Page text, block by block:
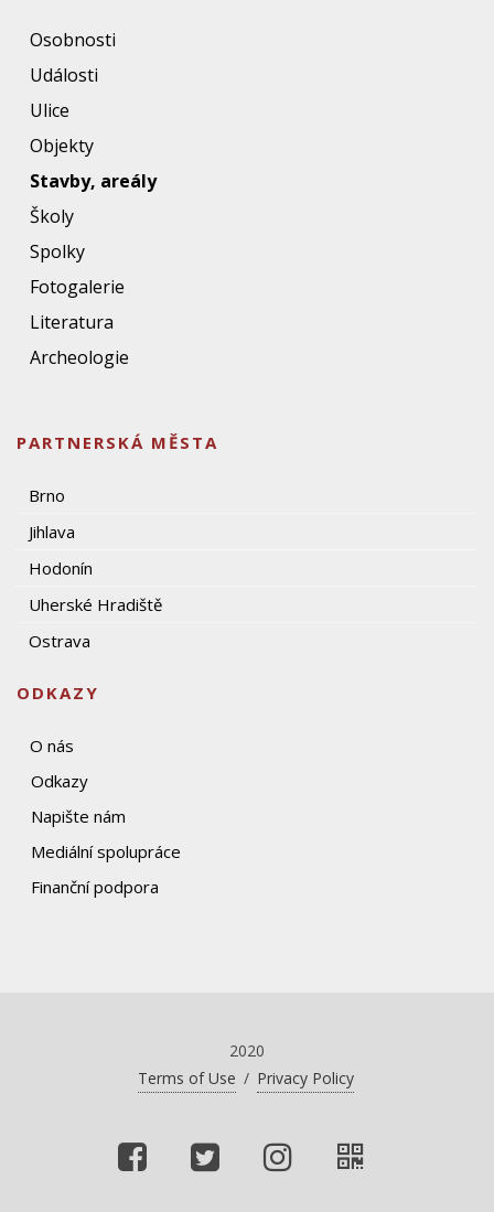
Osobnosti
Události
Ulice
Objekty
Stavby, areály
Školy
Spolky
Fotogalerie
Literatura
Archeologie
PARTNERSKÁ MĚSTA
Brno
Jihlava
Hodonín
Uherské Hradiště
Ostrava
ODKAZY
O nás
Odkazy
Napište nám
Mediální spolupráce
Finanční podpora
2020
Terms of Use / Privacy Policy